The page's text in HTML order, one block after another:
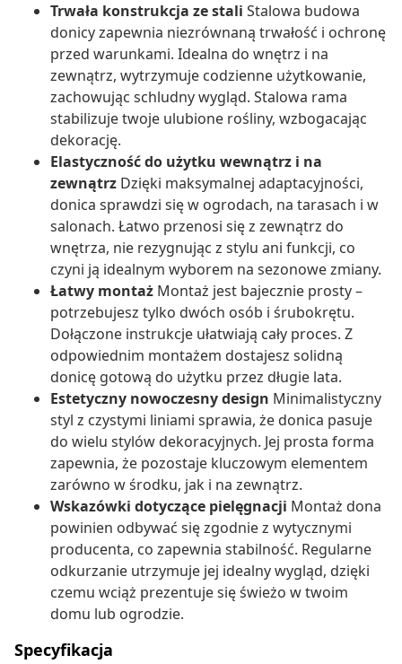
Trwała konstrukcja ze stali Stalowa budowa
donicy zapewnia niezrównaną trwałość i ochronę
przed warunkami. Idealna do wnętrz i na
zewnątrz, wytrzymuje codzienne użytkowanie,
zachowując schludny wygląd. Stalowa rama
stabilizuje twoje ulubione rośliny, wzbogacając
dekorację.
Elastyczność do użytku wewnątrz i na
zewnątrz Dzięki maksymalnej adaptacyjności,
donica sprawdzi się w ogrodach, na tarasach i w
salonach. Łatwo przenosi się z zewnątrz do
wnętrza, nie rezygnując z stylu ani funkcji, co
czyni ją idealnym wyborem na sezonowe zmiany.
Łatwy montaż Montaż jest bajecznie prosty –
potrzebujesz tylko dwóch osób i śrubokrętu.
Dołączone instrukcje ułatwiają cały proces. Z
odpowiednim montażem dostajesz solidną
donicę gotową do użytku przez długie lata.
Estetyczny nowoczesny design Minimalistyczny
styl z czystymi liniami sprawia, że donica pasuje
do wielu stylów dekoracyjnych. Jej prosta forma
zapewnia, że pozostaje kluczowym elementem
zarówno w środku, jak i na zewnątrz.
Wskazówki dotyczące pielęgnacji Montaż dona
powinien odbywać się zgodnie z wytycznymi
producenta, co zapewnia stabilność. Regularne
odkurzanie utrzymuje jej idealny wygląd, dzięki
czemu wciąż prezentuje się świeżo w twoim
domu lub ogrodzie.
Specyfikacja